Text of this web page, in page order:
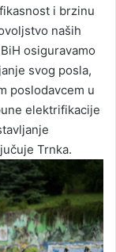
i brzinu
naših
osiguravamo
svog posla,
poslodavcem u
elektrifikacije
Trnka.